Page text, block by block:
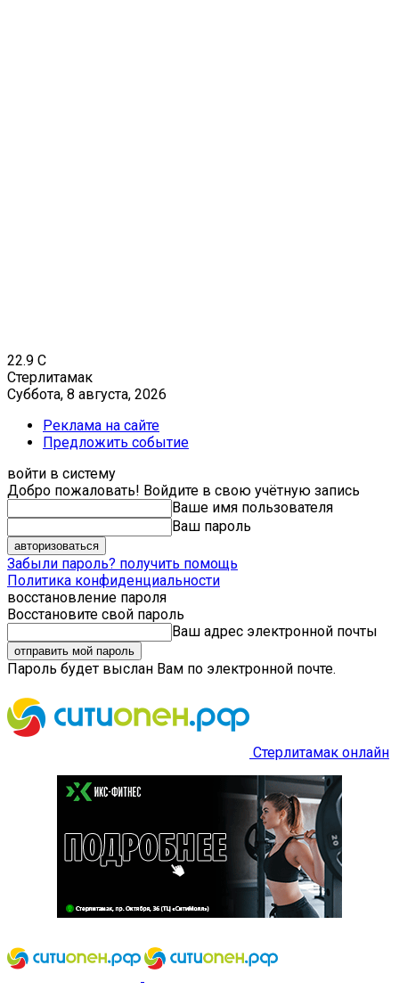
22.9 C
Стерлитамак
Суббота, 8 августа, 2026
Реклама на сайте
Предложить событие
войти в систему
Добро пожаловать! Войдите в свою учётную запись
Ваше имя пользователя
Ваш пароль
Забыли пароль? получить помощь
Политика конфиденциальности
восстановление пароля
Восстановите свой пароль
Ваш адрес электронной почты
Пароль будет выслан Вам по электронной почте.
Стерлитамак онлайн